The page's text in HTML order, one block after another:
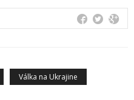
Válka na Ukrajine